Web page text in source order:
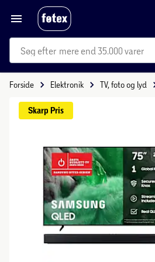
mere end 35.000 varer
Forside Elektronik TV, foto og lyd
Skarp Pris